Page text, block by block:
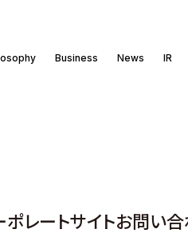
Business News IR
ポレートサイトお問い